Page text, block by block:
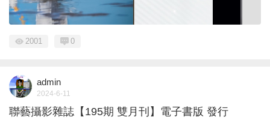
2001 0
admin
2024-6-11
聯藝攝影雜誌【195期 雙月刊】電子書版 發行